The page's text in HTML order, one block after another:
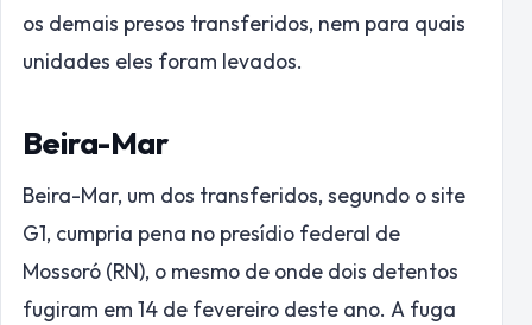
os demais presos transferidos, nem para quais
unidades eles foram levados.
Beira-Mar
Beira-Mar, um dos transferidos, segundo o site
G1, cumpria pena no presídio federal de
Mossoró (RN), o mesmo de onde dois detentos
fugiram em 14 de fevereiro deste ano. A fuga